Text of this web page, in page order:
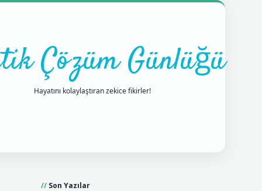
Çözüm Günlüğü
Hayatını kolaylaştıran zekice fikirler!
Son Yazılar